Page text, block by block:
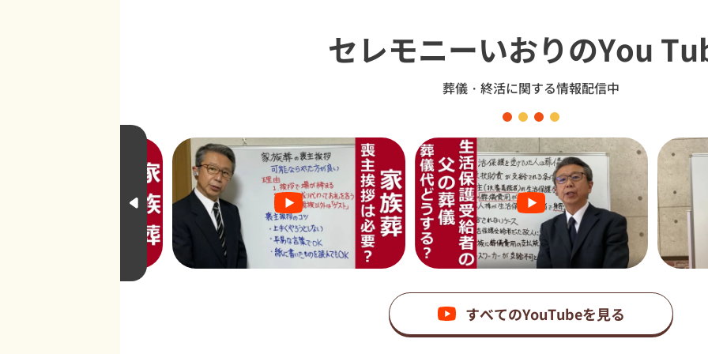
セレモニーいおりのYou
葬儀・終活に関する情報配信中
すべてのYouTubeを見る